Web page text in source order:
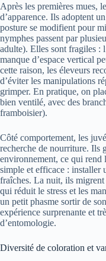
Après les premières mues,
d’apparence. Ils adoptent
posture se modifient pour
nymphes passent par
adulte). Elles sont fragiles :
manque d’espace vertical
cette raison, les éleveurs
d’éviter les manipulations
grimper. En pratique, on
bien ventilé, avec des
framboisier).
Côté comportement, les
recherche de nourriture. Ils
environnement, ce qui rend
simple et efficace : installer
fraîches. La nuit, ils
qui réduit le stress et les
un petit phasme sortir de
expérience surprenante et
d’entomologie.
Diversité de coloration et